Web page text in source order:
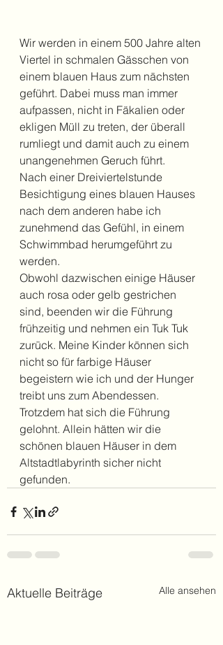
Wir werden in einem 500 Jahre alten
Viertel in schmalen Gässchen von
einem blauen Haus zum nächsten
geführt. Dabei muss man immer
aufpassen, nicht in Fäkalien oder
ekligen Müll zu treten, der überall
rumliegt und damit auch zu einem
unangenehmen Geruch führt.
Nach einer Dreiviertelstunde
Besichtigung eines blauen Hauses
nach dem anderen habe ich
zunehmend das Gefühl, in einem
Schwimmbad herumgeführt zu
werden.
Obwohl dazwischen einige Häuser
auch rosa oder gelb gestrichen
sind, beenden wir die Führung
frühzeitig und nehmen ein Tuk Tuk
zurück. Meine Kinder können sich
nicht so für farbige Häuser
begeistern wie ich und der Hunger
treibt uns zum Abendessen.
Trotzdem hat sich die Führung
gelohnt. Allein hätten wir die
schönen blauen Häuser in dem
Altstadtlabyrinth sicher nicht
gefunden.
Aktuelle Beiträge Alle ansehen